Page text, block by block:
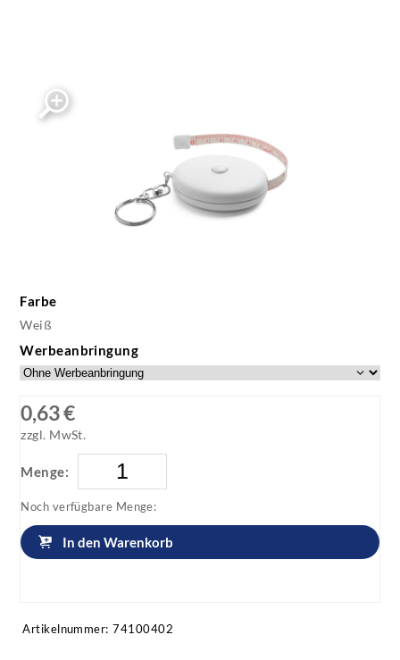
Farbe
Weiß
Werbeanbringung
0,63 €
zzgl. MwSt.
Menge:
Noch verfügbare Menge:
In den Warenkorb
Artikelnummer: 74100402